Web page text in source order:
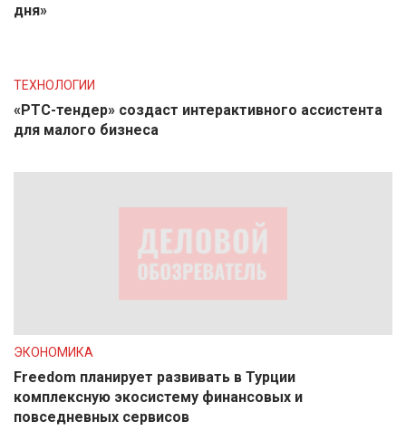
дня»
ТЕХНОЛОГИИ
«РТС-тендер» создаст интерактивного ассистента
для малого бизнеса
ЭКОНОМИКА
Freedom планирует развивать в Турции
комплексную экосистему финансовых и
повседневных сервисов